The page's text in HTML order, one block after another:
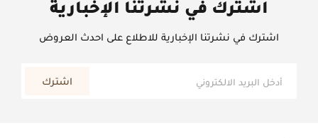
اشترك في نشرتنا الإخبارية
اشترك في نشرتنا الإخبارية للاطلاع على احدث العروض
اشترك